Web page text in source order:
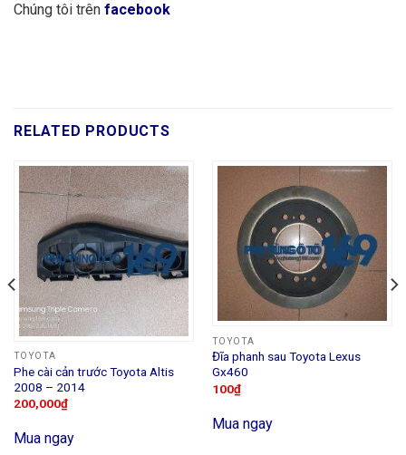
Chúng tôi trên facebook
RELATED PRODUCTS
TOYOTA
Phe cài cản trước Toyota Altis
2008 – 2014
200,000₫
Mua ngay
TOYOTA
Đĩa phanh sau Toyota Lexus
Gx460
100₫
Mua ngay